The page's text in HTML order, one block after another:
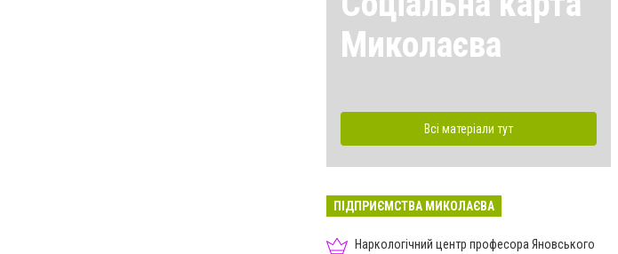
Миколаєва
Всі матеріали тут
ПІДПРИЄМСТВА МИКОЛАЄВА
Наркологічний центр професора Яновського